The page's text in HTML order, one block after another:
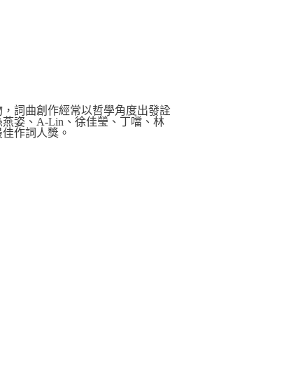
詞曲創作經常以哲學角度出發詮
姿、A-Lin、徐佳瑩、丁噹、林
作詞人獎。